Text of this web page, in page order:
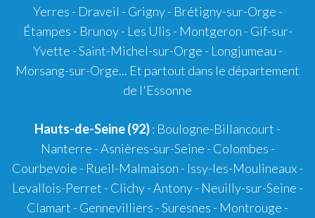
Yerres - Draveil - Grigny - Brétigny-sur-Orge -
Étampes - Brunoy - Les Ulis - Montgeron - Gif-sur-
Yvette - Saint-Michel-sur-Orge - Longjumeau -
Morsang-sur-Orge... Et partout dans le département
de l'Essonne
Hauts-de-Seine (92): Boulogne-Billancourt -
Nanterre - Asnières-sur-Seine - Colombes -
Courbevoie - Rueil-Malmaison - Issy-les-Moulineaux -
Levallois-Perret - Clichy - Antony - Neuilly-sur-Seine -
Clamart - Gennevilliers - Suresnes - Montrouge -